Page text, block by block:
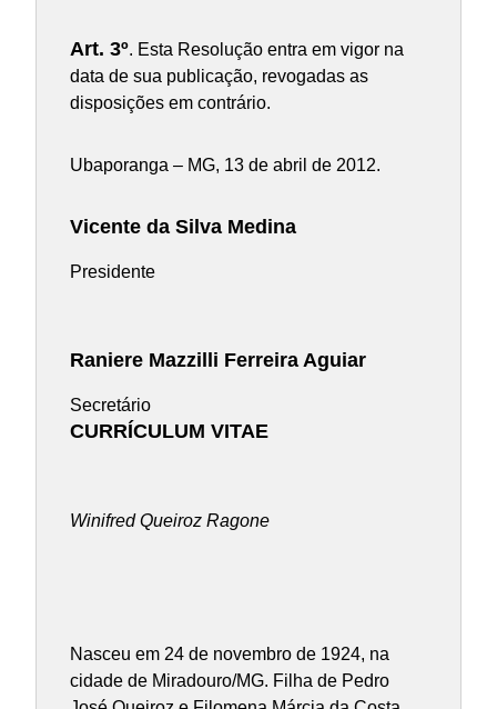
Art. 3º. Esta Resolução entra em vigor na
data de sua publicação, revogadas as
disposições em contrário.
Ubaporanga – MG, 13 de abril de 2012.
Vicente da Silva Medina
Presidente
Raniere Mazzilli Ferreira Aguiar
Secretário
CURRÍCULUM VITAE
Winifred Queiroz Ragone
Nasceu em 24 de novembro de 1924, na
cidade de Miradouro/MG. Filha de Pedro